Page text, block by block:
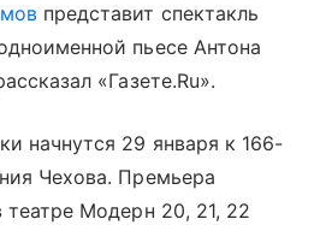
представит спектакль
пьесе Антона
«Газете.Ru».
начнутся 29 января к 166-
Чехова. Премьера
театре Модерн 20, 21, 22